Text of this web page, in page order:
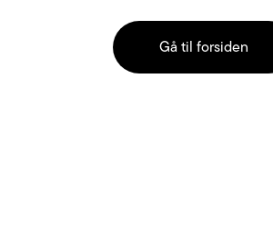
Gå til forsiden